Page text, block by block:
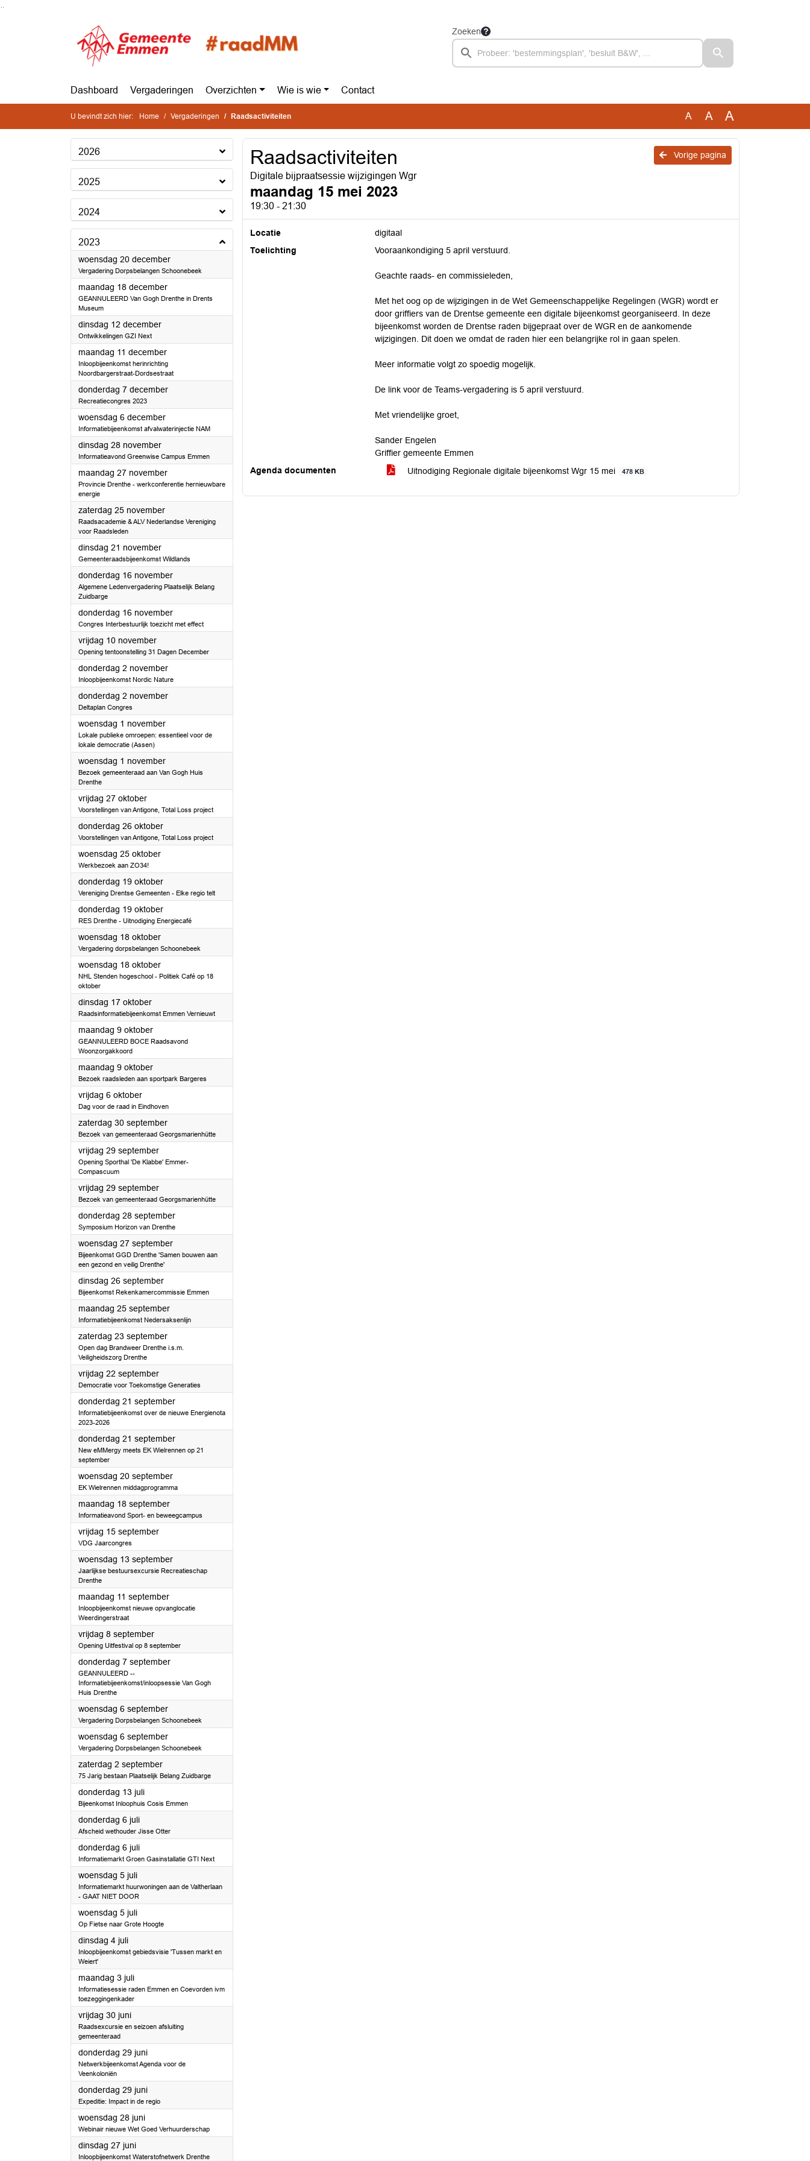
Zoeken
Dashboard Vergaderingen Overzichten Wie is wie Contact
U bevindt zich hier: Home Vergaderingen Raadsactiviteiten A A A
2026
2025
2024
2023
woensdag 20 december2023
Vergadering Dorpsbelangen Schoonebeek
maandag 18 december2023
GEANNULEERD Van Gogh Drenthe in Drents
Museum
dinsdag 12 december2023
Ontwikkelingen GZI Next
maandag 11 december2023
Inloopbijeenkomst herinrichting
Noordbargerstraat-Dordsestraat
donderdag 7 december2023
Recreatiecongres 2023
woensdag 6 december2023
Informatiebijeenkomst afvalwaterinjectie NAM
dinsdag 28 november2023
Informatieavond Greenwise Campus Emmen
maandag 27 november2023
Provincie Drenthe - werkconferentie hernieuwbare
energie
zaterdag 25 november2023
Raadsacademie & ALV Nederlandse Vereniging
voor Raadsleden
dinsdag 21 november2023
Gemeenteraadsbijeenkomst Wildlands
donderdag 16 november2023
Algemene Ledenvergadering Plaatselijk Belang
Zuidbarge
donderdag 16 november2023
Congres Interbestuurlijk toezicht met effect
vrijdag 10 november2023
Opening tentoonstelling 31 Dagen December
donderdag 2 november2023
Inloopbijeenkomst Nordic Nature
donderdag 2 november2023
Deltaplan Congres
woensdag 1 november2023
Lokale publieke omroepen: essentieel voor de
lokale democratie (Assen)
woensdag 1 november2023
Bezoek gemeenteraad aan Van Gogh Huis
Drenthe
vrijdag 27 oktober2023
Voorstellingen van Antigone, Total Loss project
donderdag 26 oktober2023
Voorstellingen van Antigone, Total Loss project
woensdag 25 oktober2023
Werkbezoek aan ZO34!
donderdag 19 oktober2023
Vereniging Drentse Gemeenten - Elke regio telt
donderdag 19 oktober2023
RES Drenthe - Uitnodiging Energiecafé
woensdag 18 oktober2023
Vergadering dorpsbelangen Schoonebeek
woensdag 18 oktober2023
NHL Stenden hogeschool - Politiek Café op 18
oktober
dinsdag 17 oktober2023
Raadsinformatiebijeenkomst Emmen Vernieuwt
maandag 9 oktober2023
GEANNULEERD BOCE Raadsavond
Woonzorgakkoord
maandag 9 oktober2023
Bezoek raadsleden aan sportpark Bargeres
vrijdag 6 oktober2023
Dag voor de raad in Eindhoven
zaterdag 30 september2023
Bezoek van gemeenteraad Georgsmarienhütte
vrijdag 29 september2023
Opening Sporthal 'De Klabbe' Emmer-
Compascuum
vrijdag 29 september2023
Bezoek van gemeenteraad Georgsmarienhütte
donderdag 28 september2023
Symposium Horizon van Drenthe
woensdag 27 september2023
Bijeenkomst GGD Drenthe 'Samen bouwen aan
een gezond en veilig Drenthe'
dinsdag 26 september2023
Bijeenkomst Rekenkamercommissie Emmen
maandag 25 september2023
Informatiebijeenkomst Nedersaksenlijn
zaterdag 23 september2023
Open dag Brandweer Drenthe i.s.m.
Veiligheidszorg Drenthe
vrijdag 22 september2023
Democratie voor Toekomstige Generaties
donderdag 21 september2023
Informatiebijeenkomst over de nieuwe Energienota
2023-2026
donderdag 21 september2023
New eMMergy meets EK Wielrennen op 21
september
woensdag 20 september2023
EK Wielrennen middagprogramma
maandag 18 september2023
Informatieavond Sport- en beweegcampus
vrijdag 15 september2023
VDG Jaarcongres
woensdag 13 september2023
Jaarlijkse bestuursexcursie Recreatieschap
Drenthe
maandag 11 september2023
Inloopbijeenkomst nieuwe opvanglocatie
Weerdingerstraat
vrijdag 8 september2023
Opening Uitfestival op 8 september
donderdag 7 september2023
GEANNULEERD --
Informatiebijeenkomst/inloopsessie Van Gogh
Huis Drenthe
woensdag 6 september2023
Vergadering Dorpsbelangen Schoonebeek
woensdag 6 september2023
Vergadering Dorpsbelangen Schoonebeek
zaterdag 2 september2023
75 Jarig bestaan Plaatselijk Belang Zuidbarge
donderdag 13 juli2023
Bijeenkomst Inloophuis Cosis Emmen
donderdag 6 juli2023
Afscheid wethouder Jisse Otter
donderdag 6 juli2023
Informatiemarkt Groen Gasinstallatie GTI Next
woensdag 5 juli2023
Informatiemarkt huurwoningen aan de Valtherlaan
- GAAT NIET DOOR
woensdag 5 juli2023
Op Fietse naar Grote Hoogte
dinsdag 4 juli2023
Inloopbijeenkomst gebiedsvisie 'Tussen markt en
Weiert'
maandag 3 juli2023
Informatiesessie raden Emmen en Coevorden ivm
toezeggingenkader
vrijdag 30 juni2023
Raadsexcursie en seizoen afsluiting
gemeenteraad
donderdag 29 juni2023
Netwerkbijeenkomst Agenda voor de
Veenkoloniën
donderdag 29 juni2023
Expeditie: Impact in de regio
woensdag 28 juni2023
Webinair nieuwe Wet Goed Verhuurderschap
dinsdag 27 juni2023
Inloopbijeenkomst Waterstofnetwerk Drenthe
Vorige pagina
Raadsactiviteiten
Digitale bijpraatsessie wijzigingen Wgr
maandag 15 mei 2023
19:30 - 21:30
Locatie
digitaal
Toelichting
Vooraankondiging 5 april verstuurd.
Geachte raads- en commissieleden,
Met het oog op de wijzigingen in de Wet Gemeenschappelijke Regelingen (WGR) wordt er
door griffiers van de Drentse gemeente een digitale bijeenkomst georganiseerd. In deze
bijeenkomst worden de Drentse raden bijgepraat over de WGR en de aankomende
wijzigingen. Dit doen we omdat de raden hier een belangrijke rol in gaan spelen.
Meer informatie volgt zo spoedig mogelijk.
De link voor de Teams-vergadering is 5 april verstuurd.
Met vriendelijke groet,
Sander Engelen
Griffier gemeente Emmen
Agenda documenten
Uitnodiging Regionale digitale bijeenkomst Wgr 15 mei 478 KB